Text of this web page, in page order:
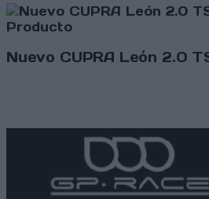
Producto
Nuevo CUPRA León 2.0